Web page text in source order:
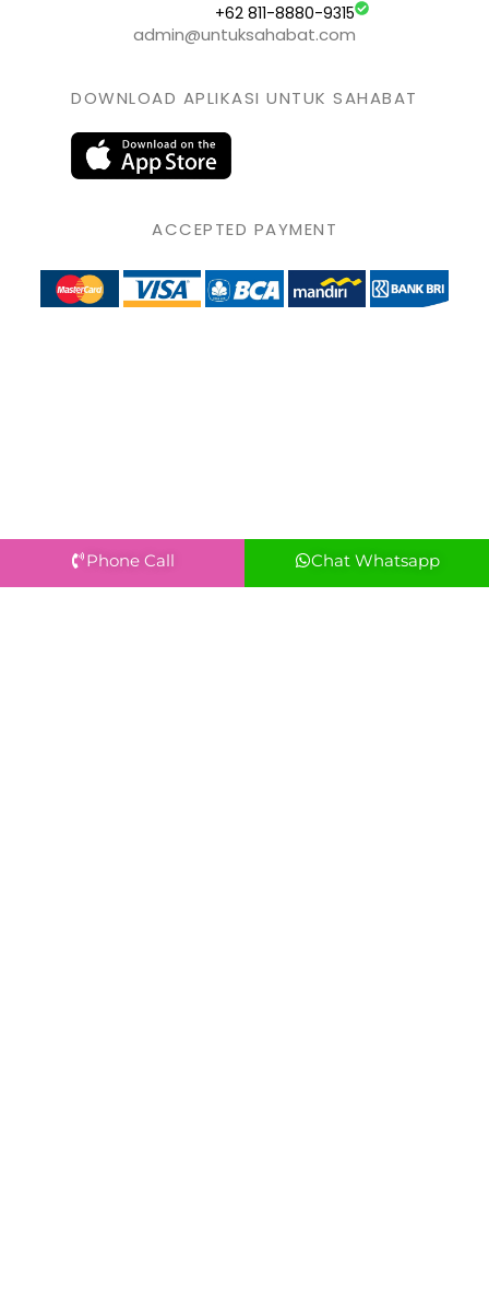
+62 811-8880-9315
admin@untuksahabat.com
DOWNLOAD APLIKASI UNTUK SAHABAT
ACCEPTED PAYMENT
Phone Call Chat Whatsapp